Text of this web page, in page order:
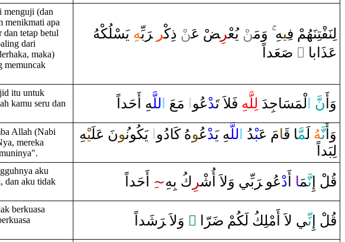
menguji (dan
menikmati apa
tetap betul
dari
maka)
memuncak
لِنَفْتِنَهُمْ ف‍‍ِ‍ي‍‍هِ ‌وَمَ‍‌‍ن ْ يُعْ‍‍ر‍ضْ عَ‍‌‍ن ْ ‌ذِكْ‍‍ر ‍ِ‍‌ ‌‍رَبِّ‍‍هِ يَسْلُكْهُ
عَذَ‌ابا‌ ‌ ً صَ‍‍عَد‌اً
itu untuk
kamu seru dan
وَ‌أَ نّ لْمَسَاجِدَ‌ لِلَّهِ فَلاَ‌ تَ‍‍دْعُو ‌ مَعَ للَّ‍‍هِ ‌أَحَد‌اً
Allah (Nabi
mereka
وَ‌أَنَّ‍‍هُ لَ‍‍مَّ‍‍ا‌ قَ‍‍امَ عَ‍‍بْ‍‍دُ‌ للَّ‍‍هِ يَ‍‍دْع‍‍ُ‍وهُ كَا‌دُ‌و ‌ يَكُون‍‍ُ‍ونَ عَلَ‍‍يْ‍‍هِ
لِبَد‌اً
aku
dan aku tidak
قُ‍‍لْ ‌إِنَّ‍‍مَ‍‍ا ‌دْعُو‌ ‌‍رَبِّي ‌وَلاَ‌ ‌أُشْ‍‍ر ِكُ بِهِ~‍ ِ ‌أَحَد‌اً
berkuasa
قُ‍‍لْ ‌إِنِّ‍‍ي لاَ‌ ‌أَمْلِكُ لَكُمْ ضَ‍‍رّ‌ا ‌ ً ‌ ‌وَلاَ‌ ‌‍رَشَد‌اً